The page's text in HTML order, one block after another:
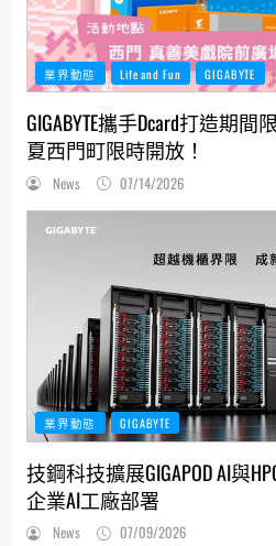
業界動態 Life and Fun GIGABYTE
GIGABYTE攜手Dcard打造期
夏西門町限時開放！
News 07/14/2026
業界動態 GIGABYTE
技鋼科技擴展GIGAPOD AI與
企業AI工廠部署
News 07/09/2026